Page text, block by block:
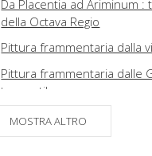
Da Placentia ad Ariminum
della Octava Regio
Pittura frammentaria dalla
Pittura frammentaria dalle
terzo stile
Gli intonaci dipinti nei
note preliminari
MOSTRA ALTRO